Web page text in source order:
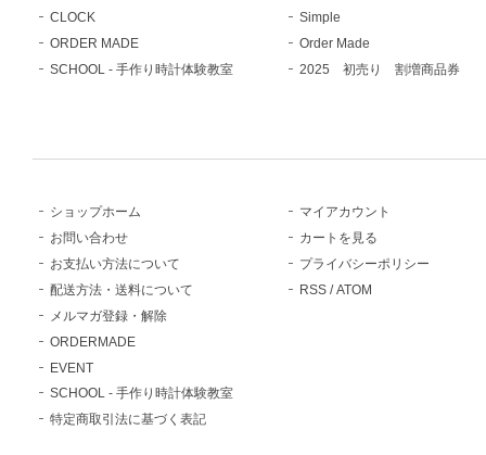
CLOCK
ORDER MADE
SCHOOL - 手作り時計体験教室
Simple
Order Made
2025 初売り 割増商品券
ショップホーム
お問い合わせ
お支払い方法について
配送方法・送料について
メルマガ登録・解除
ORDERMADE
EVENT
SCHOOL - 手作り時計体験教室
特定商取引法に基づく表記
マイアカウント
カートを見る
プライバシーポリシー
RSS /ATOM